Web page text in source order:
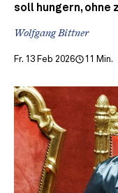
soll hungern, ohne
Wolfgang Bittner
Fr. 13 Feb 2026 11 Min.